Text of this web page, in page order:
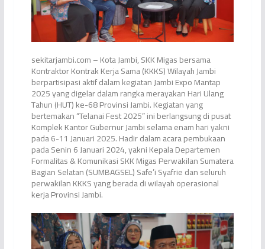
sekitarjambi.com – Kota Jambi, SKK Migas bersama
Kontraktor Kontrak Kerja Sama (KKKS) Wilayah Jambi
berpartisipasi aktif dalam kegiatan Jambi Expo Mantap
2025 yang digelar dalam rangka merayakan Hari Ulang
Tahun (HUT) ke-68 Provinsi Jambi. Kegiatan yang
bertemakan “Telanai Fest 2025” ini berlangsung di pusat
Komplek Kantor Gubernur Jambi selama enam hari yakni
pada 6-11 Januari 2025. Hadir dalam acara pembukaan
pada Senin 6 Januari 2024, yakni Kepala Departemen
Formalitas & Komunikasi SKK Migas Perwakilan Sumatera
Bagian Selatan (SUMBAGSEL) Safe’i Syafrie dan seluruh
perwakilan KKKS yang berada di wilayah operasional
kerja Provinsi Jambi.